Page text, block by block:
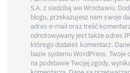
S.A. z siedzibą we Wrocławiu.
blogu, przekazujesz nam swoje
adres e-mail oraz treść
odnotowywany jest także adres
którego dodałeś komentarz.
bazie systemu WordPress. Twoje
na podstawie Twojej zgody,